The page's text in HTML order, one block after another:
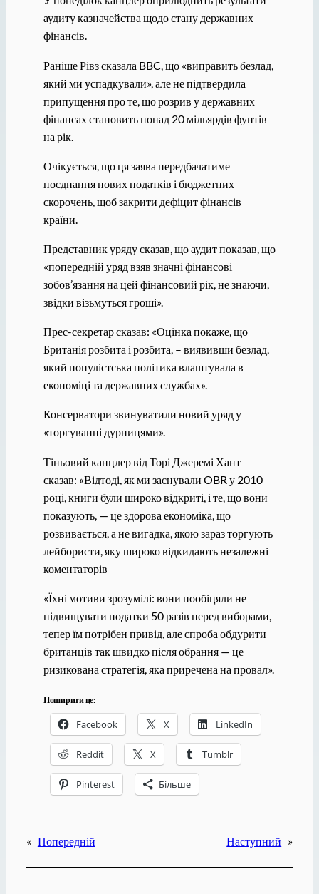
аудиту казначейства щодо стану державних
фінансів.
Раніше Рівз сказала BBC, що «виправить безлад,
який ми успадкували», але не підтвердила
припущення про те, що розрив у державних
фінансах становить понад 20 мільярдів фунтів
на рік.
Очікується, що ця заява передбачатиме
поєднання нових податків і бюджетних
скорочень, щоб закрити дефіцит фінансів
країни.
Представник уряду сказав, що аудит показав, що
«попередній уряд взяв значні фінансові
зобов’язання на цей фінансовий рік, не знаючи,
звідки візьмуться гроші».
Прес-секретар сказав: «Оцінка покаже, що
Британія розбита і розбита, – виявивши безлад,
який популістська політика влаштувала в
економіці та державних службах».
Консерватори звинуватили новий уряд у
«торгуванні дурницями».
Тіньовий канцлер від Торі Джеремі Хант
сказав: «Відтоді, як ми заснували OBR у 2010
році, книги були широко відкриті, і те, що вони
показують, — це здорова економіка, що
розвивається, а не вигадка, якою зараз торгують
лейбористи, яку широко відкидають незалежні
коментаторів
«Їхні мотиви зрозумілі: вони пообіцяли не
підвищувати податки 50 разів перед виборами,
тепер їм потрібен привід, але спроба обдурити
британців так швидко після обрання — це
ризикована стратегія, яка приречена на провал».
Поширити це:
Facebook X LinkedIn
Reddit X Tumblr
Pinterest Більше
« Попередній Наступний »